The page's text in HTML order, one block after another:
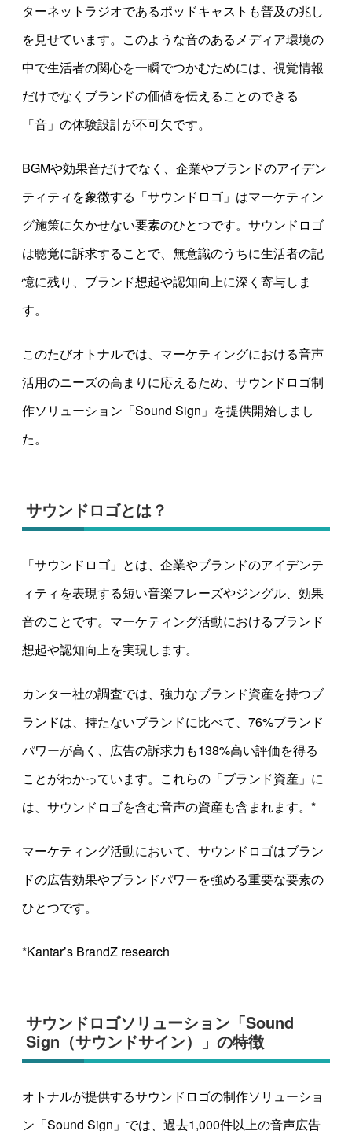
ターネットラジオであるポッドキャストも普及の兆し
を見せています。このような音のあるメディア環境の
中で生活者の関心を一瞬でつかむためには、視覚情報
だけでなくブランドの価値を伝えることのできる
「音」の体験設計が不可欠です。
BGMや効果音だけでなく、企業やブランドのアイデン
ティティを象徴する「サウンドロゴ」はマーケティン
グ施策に欠かせない要素のひとつです。サウンドロゴ
は聴覚に訴求することで、無意識のうちに生活者の記
憶に残り、ブランド想起や認知向上に深く寄与しま
す。
このたびオトナルでは、マーケティングにおける音声
活用のニーズの高まりに応えるため、サウンドロゴ制
作ソリューション「Sound Sign」を提供開始しまし
た。
サウンドロゴとは？
「サウンドロゴ」とは、企業やブランドのアイデンテ
ィティを表現する短い音楽フレーズやジングル、効果
音のことです。マーケティング活動におけるブランド
想起や認知向上を実現します。
カンター社の調査では、強力なブランド資産を持つブ
ランドは、持たないブランドに比べて、76%ブランド
パワーが高く、広告の訴求力も138%高い評価を得る
ことがわかっています。これらの「ブランド資産」に
は、サウンドロゴを含む音声の資産も含まれます。*
マーケティング活動において、サウンドロゴはブラン
ドの広告効果やブランドパワーを強める重要な要素の
ひとつです。
*Kantar’s BrandZ research
サウンドロゴソリューション「Sound
Sign（サウンドサイン）」の特徴
オトナルが提供するサウンドロゴの制作ソリューショ
ン「Sound Sign」では、過去1,000件以上の音声広告